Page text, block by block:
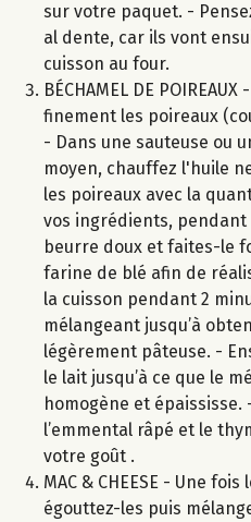
sur votre paquet. -
al dente, car ils vont
cuisson au four.
BÉCHAMEL DE
finement les poireaux
- Dans une sauteuse ou
moyen, chauffez l'huile
les poireaux avec la
vos ingrédients, pendant
beurre doux et faites-le
farine de blé afin de
la cuisson pendant 2
mélangeant jusqu’à
légèrement pâteuse. -
le lait jusqu’à ce que le
homogène et
l’emmental râpé et le
votre goût .
MAC & CHEESE - Une
égouttez-les puis